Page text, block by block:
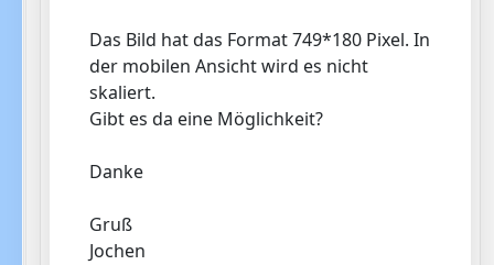
Das Bild hat das Format 749*180 Pixel. In
der mobilen Ansicht wird es nicht
skaliert.
Gibt es da eine Möglichkeit?
Danke
Gruß
Jochen